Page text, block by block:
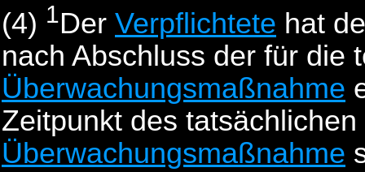
(4) 1Der Verpflichtete hat
nach Abschluss der für die
Überwachungsmaßnahme
Zeitpunkt des
Überwachungsmaßnahme